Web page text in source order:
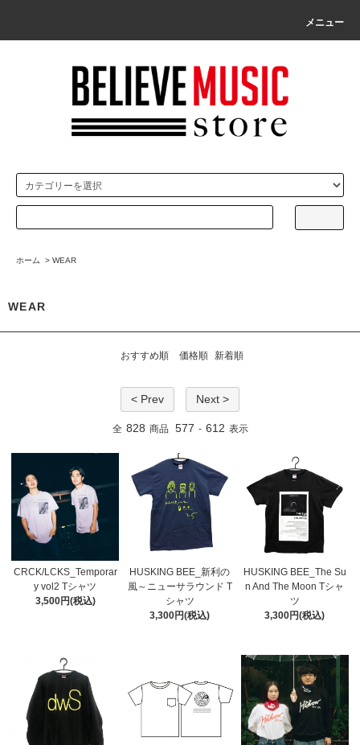
メニュー
ホーム > WEAR
WEAR
おすすめ順 価格順 新着順
< Prev Next >
全 828 商品 577 - 612 表示
CRCK/LCKS_Temporar
y vol2 Tシャツ
3,500円(税込)
HUSKING BEE_新利の
風～ニューサラウンド T
シャツ
3,300円(税込)
HUSKING BEE_The Su
n And The Moon Tシャ
ツ
3,300円(税込)